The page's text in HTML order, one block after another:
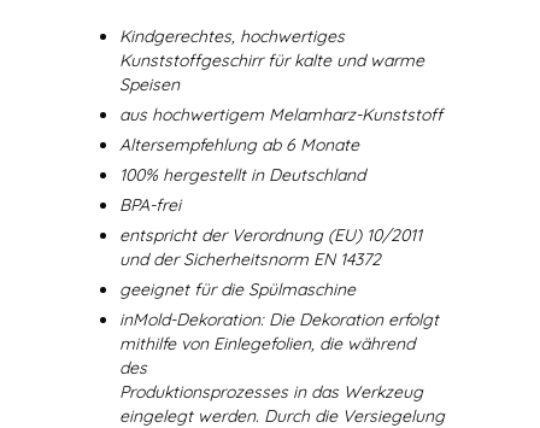
Kindgerechtes, hochwertiges
Kunststoffgeschirr für kalte und warme
Speisen
aus hochwertigem Melamharz-Kunststoff
Altersempfehlung ab 6 Monate
100% hergestellt in Deutschland
BPA-frei
entspricht der Verordnung (EU) 10/2011
und der Sicherheitsnorm EN 14372
geeignet für die Spülmaschine
inMold-Dekoration: Die Dekoration erfolgt
mithilfe von Einlegefolien, die während
des
Produktionsprozesses in das Werkzeug
eingelegt werden. Durch die Versiegelung